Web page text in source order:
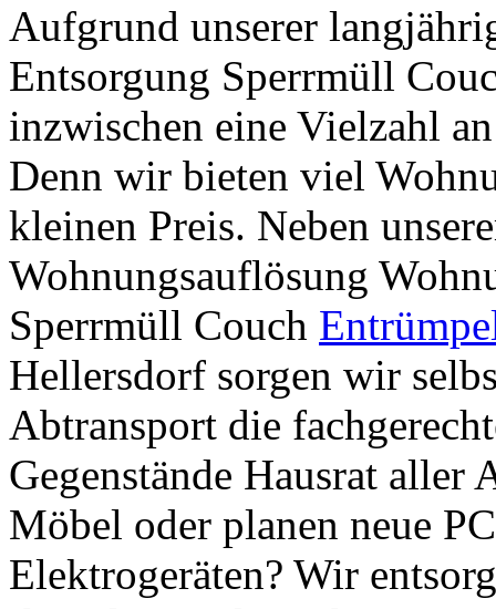
Aufgrund unserer
Entsorgung Sperrmüll
inzwischen eine Vielzahl
Denn wir bieten viel
kleinen Preis. Neben
Wohnungsauflösung
Sperrmüll Couch
Hellersdorf sorgen wir
Abtransport die
Gegenstände Hausrat aller
Möbel oder planen neue
Elektrogeräten? Wir